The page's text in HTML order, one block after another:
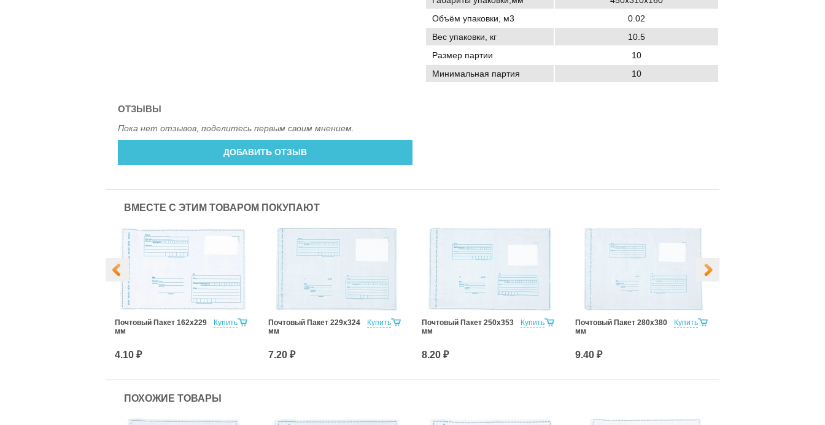
Объём упаковки, м3
0.02
Вес упаковки, кг
10.5
Размер партии
10
Минимальная партия
10
ОТЗЫВЫ
Пока нет отзывов, поделитесь первым своим мнением.
ДОБАВИТЬ ОТЗЫВ
ВМЕСТЕ С ЭТИМ ТОВАРОМ ПОКУПАЮТ
Купить
Почтовый Пакет 162х229
мм
4.10 ₽
Купить
Почтовый Пакет 229х324
мм
7.20 ₽
Купить
Почтовый Пакет 250х353
мм
8.20 ₽
Купить
Почтовый Пакет 280х380
мм
9.40 ₽
ПОХОЖИЕ ТОВАРЫ